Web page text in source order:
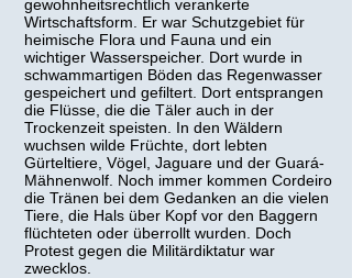
gewohnheitsrechtlich verankerte
Wirtschaftsform. Er war Schutzgebiet für
heimische Flora und Fauna und ein
wichtiger Wasserspeicher. Dort wurde in
schwammartigen Böden das Regenwasser
gespeichert und gefiltert. Dort entsprangen
die Flüsse, die die Täler auch in der
Trockenzeit speisten. In den Wäldern
wuchsen wilde Früchte, dort lebten
Gürteltiere, Vögel, Jaguare und der Guará-
Mähnenwolf. Noch immer kommen Cordeiro
die Tränen bei dem Gedanken an die vielen
Tiere, die Hals über Kopf vor den Baggern
flüchteten oder überrollt wurden. Doch
Protest gegen die Militärdiktatur war
zwecklos.